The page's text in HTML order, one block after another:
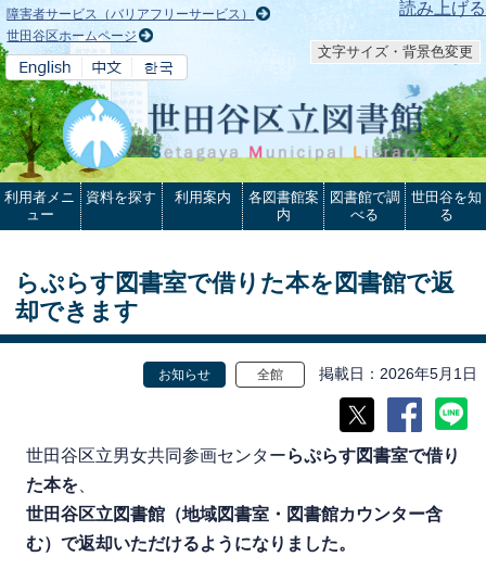
本文へ 読み上げる
障害者サービス（バリアフリーサービス）
世田谷区ホームページ
文字サイズ・背景色変更
利用者メニ
ュー
資料を探す 利用案内
各図書館案
内
図書館で調
べる
世田谷を知
る
らぷらす図書室で借りた本を図書館で返
却できます
お知らせ 全館 掲載日 2026年5月1日
世田谷区立男女共同参画センターらぷらす図書室で借り
た本を
世田谷区立図書館（地域図書室・図書館カウンター含
む）で返却いただけるようになりました。